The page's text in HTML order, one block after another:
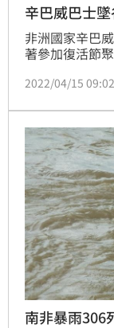
辛巴威巴士
非洲國家辛巴
著參加復活節
2022/04/15 09:02
南非暴雨